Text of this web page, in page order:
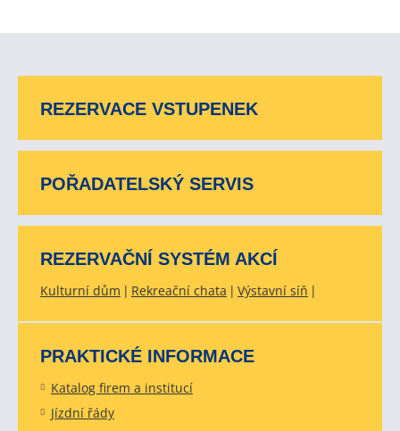
REZERVACE VSTUPENEK
POŘADATELSKÝ SERVIS
REZERVAČNÍ SYSTÉM AKCÍ
Kulturní dům Rekreační chata Výstavní síň
PRAKTICKÉ INFORMACE
Katalog firem a institucí
Jízdní řády